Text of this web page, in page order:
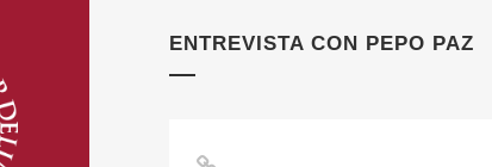
ENTREVISTA CON PEPO PAZ